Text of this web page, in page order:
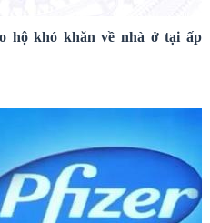
hộ khó khăn về nhà ở tại ấp